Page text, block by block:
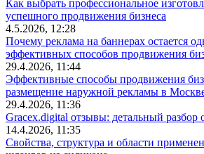
Как выбрать профессиональное
успешного продвижения бизнеса
4.5.2026, 12:28
Почему реклама на баннерах остается
эффективных способов продвижения
29.4.2026, 11:44
Эффективные способы продвижения
размещение наружной рекламы в
29.4.2026, 11:36
Gracex.digital отзывы: детальный разбор
14.4.2026, 11:35
Свойства, структура и области